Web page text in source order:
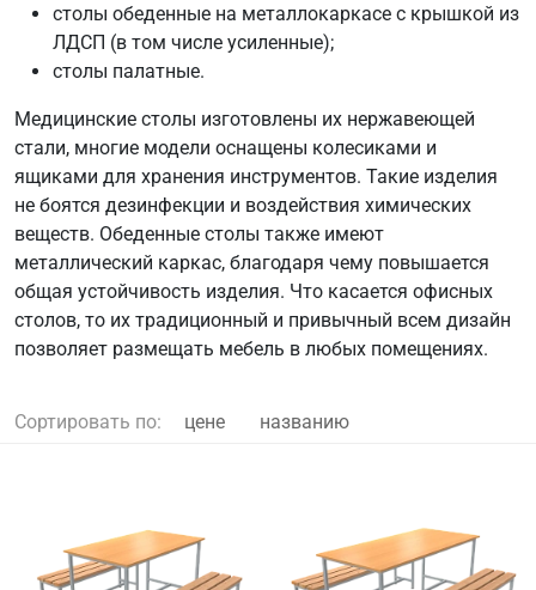
столы обеденные на металлокаркасе с крышкой из
ЛДСП (в том числе усиленные);
столы палатные.
Медицинские столы изготовлены их нержавеющей
стали, многие модели оснащены колесиками и
ящиками для хранения инструментов. Такие изделия
не боятся дезинфекции и воздействия химических
веществ. Обеденные столы также имеют
металлический каркас, благодаря чему повышается
общая устойчивость изделия. Что касается офисных
столов, то их традиционный и привычный всем дизайн
позволяет размещать мебель в любых помещениях.
Сортировать по: цене названию